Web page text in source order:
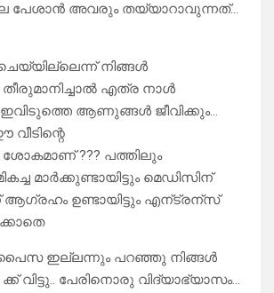
പേശാൻ അവരും തയ്യാറാവുന്നത്…
നിങ്ങൾ
എത്ര നാൾ
ഇവിടുത്തെ ആണുങ്ങൾ ജീവിക്കും…
??? പത്തിലും
മാർക്കുണ്ടായിട്ടും മെഡിസിന്
ആഗ്രഹം ഉണ്ടായിട്ടും എന്ട്രന്സ്
ഇല്ലന്നും പറഞ്ഞു നിങ്ങൾ
വിട്ടു.. പേരിനൊരു വിദ്യാഭ്യാസം…